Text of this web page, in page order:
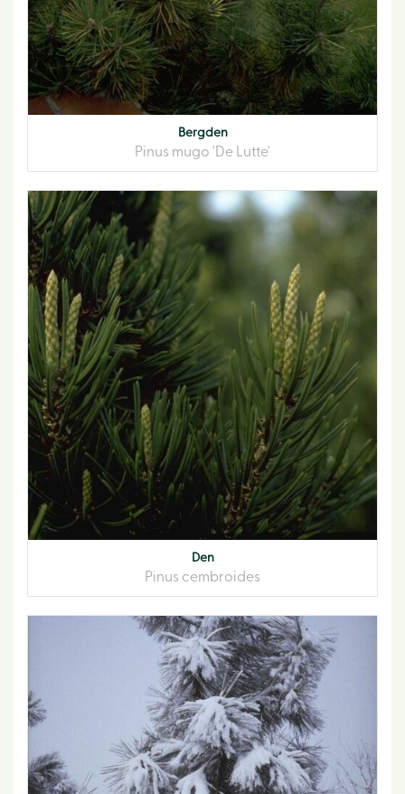
Bergden
Pinus mugo 'De Lutte'
Den
Pinus cembroides